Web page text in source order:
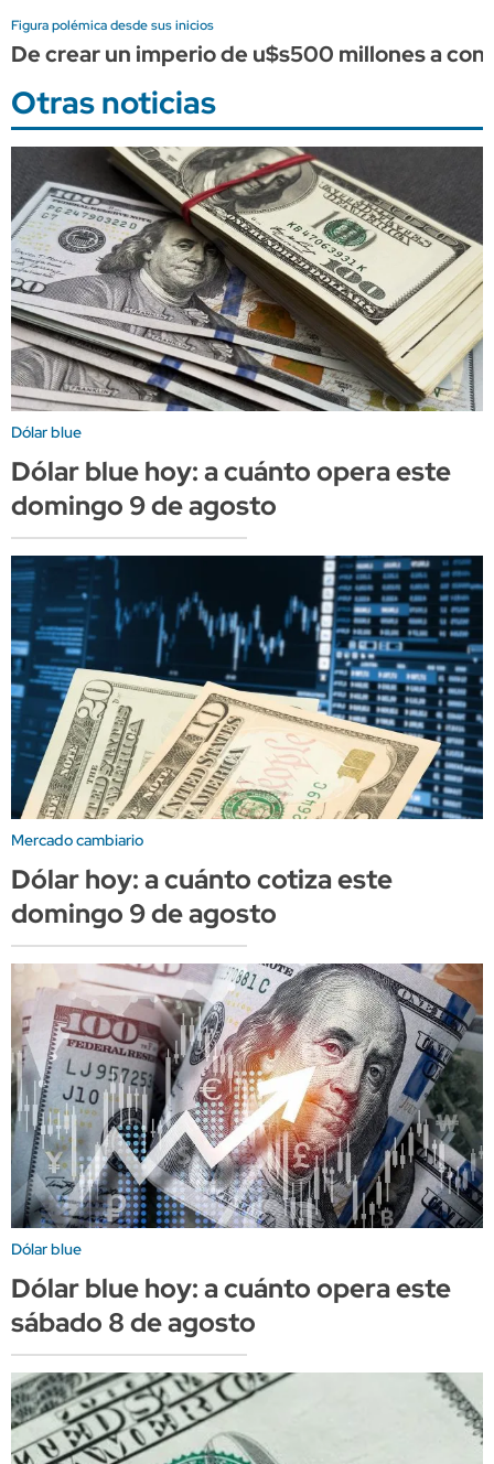
Figura polémica desde sus inicios
De crear un imperio de u$s500 millones a
Otras noticias
Dólar blue
Dólar blue hoy: a cuánto opera este
domingo 9 de agosto
Mercado cambiario
Dólar hoy: a cuánto cotiza este
domingo 9 de agosto
Dólar blue
Dólar blue hoy: a cuánto opera este
sábado 8 de agosto